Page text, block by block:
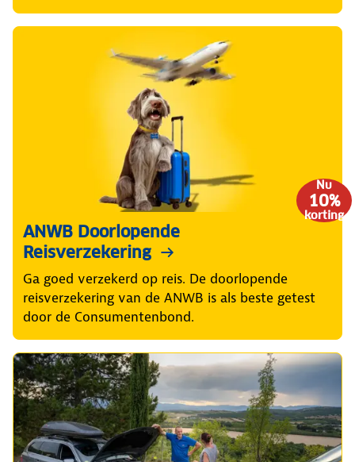
Nu
10%
korting
ANWB Doorlopende
Reisverzekering
Ga goed verzekerd op reis. De doorlopende
reisverzekering van de ANWB is als beste getest
door de Consumentenbond.